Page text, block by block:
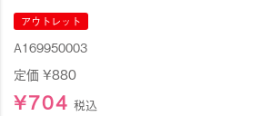
アウトレット
A169950003
定価¥880
¥704 税込